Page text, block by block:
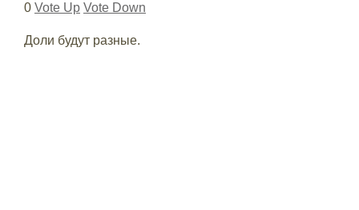
0 Vote Up Vote Down
Доли будут разные.